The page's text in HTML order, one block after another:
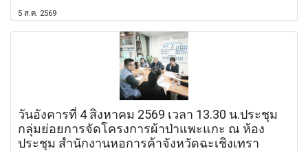
5 ส.ค. 2569
วันอังคารที่ 4 สิงหาคม 2569 เวลา 13.30 น.ประชุม
กลุ่มย่อยการจัดโครงการผ้าป่าแพะแกะ ณ ห้อง
ประชุม สำนักงานหอการค้าจังหวัดฉะเชิงเทรา